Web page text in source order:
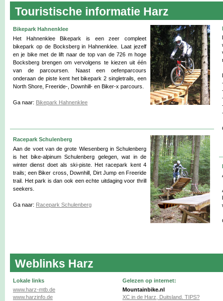
Touristische informatie Harz
Bikepark Hahnenklee
Het Hahnenklee Bikepark is een zeer compleet
bikepark op de Bocksberg in Hahnenklee. Laat jezelf
en je bike met de lift naar de top van de 726 m hoge
Bocksberg brengen om vervolgens te kiezen uit één
van de parcoursen. Naast een oefenparcours
onderaan de piste kent het bikepark 2 singletrails, een
North Shore, Freeride-, Downhill- en Biker-x parcours.
Ga naar: Bikepark Hahnenklee
Racepark Schulenberg
Aan de voet van de grote Wiesenberg in Schulenberg
is het bike-alpinum Schulenberg gelegen, wat in de
winter dienst doet als ski-piste. Het racepark kent 4
trails; een Biker cross, Downhill, Dirt Jump en Freeride
trail. Het park is dan ook een echte uitdaging voor thrill
seekers.
Ga naar: Racepark Schulenberg
Weblinks Harz
Lokale links
www.harz-mtb.de
www.harzinfo.de
Gelezen op internet:
Mountainbike.nl
XC in de Harz, Duitsland. TIPS?